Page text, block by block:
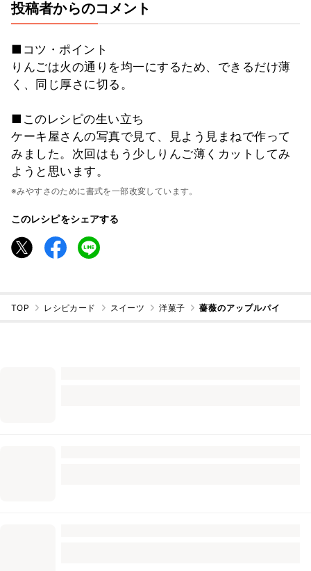
投稿者からのコメント
■コツ・ポイント
りんごは火の通りを均一にするため、できるだけ薄
く、同じ厚さに切る。
■このレシピの生い立ち
ケーキ屋さんの写真で見て、見よう見まねで作って
みました。次回はもう少しりんご薄くカットしてみ
ようと思います。
※みやすさのために書式を一部改変しています。
このレシピをシェアする
TOP レシピカード スイーツ 洋菓子 薔薇のアップルパイ